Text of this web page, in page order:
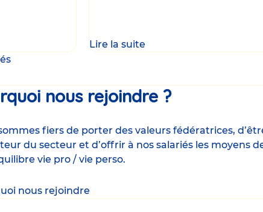
Lire la suite
nous rejoindre ?
fiers de porter des valeurs fédératrices,
du secteur et d’offrir à nos salariés les moyens
vie pro / vie perso.
nous rejoindre